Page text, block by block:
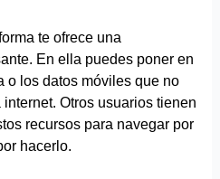
te ofrece una
En ella puedes poner en
o los datos móviles que no
Otros usuarios tienen
recursos para navegar por
hacerlo.